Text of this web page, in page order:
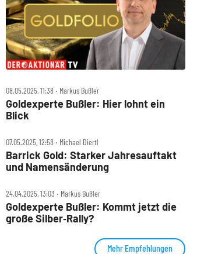
08.05.2025, 11:38 ‧ Markus Bußler
Goldexperte Bußler: Hier lohnt ein
Blick
07.05.2025, 12:58 ‧ Michael Diertl
Barrick Gold: Starker Jahresauftakt
und Namensänderung
24.04.2025, 13:03 ‧ Markus Bußler
Goldexperte Bußler: Kommt jetzt die
große Silber‑Rally?
Mehr Empfehlungen